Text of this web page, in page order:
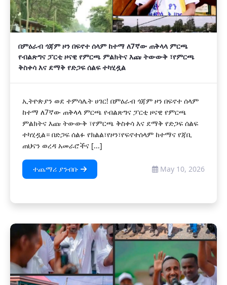
በምዕራብ ጎጃም ዞን በፍኖተ ሰላም ከተማ ለ7ኛው ጠቅላላ ምርጫ
የብልጽግና ፓርቲ ዞናዊ የምርጫ ምልክትና እጩ ትውውቅ ፣የምርጫ
ቅስቀሳ እና ደማቅ የድጋፍ ሰልፍ ተካሂዷል
ኢትዮጵያን ወደ ተምሳሌት ሀገር! በምዕራብ ጎጃም ዞን በፍኖተ ሰላም
ከተማ ለ7ኛው ጠቅላላ ምርጫ የብልጽግና ፓርቲ ዞናዊ የምርጫ
ምልክትና እጩ ትውውቅ ፣የምርጫ ቅስቀሳ እና ደማቅ የድጋፍ ሰልፍ
ተካሂዷል። በድጋፍ ሰልፉ የክልል፣የዞን፣የፍኖተሰላም ከተማና የጃቢ
ጠህናን ወረዳ አመራሮችና [...]
ተጨማሪ ያንብቡ May 10, 2026